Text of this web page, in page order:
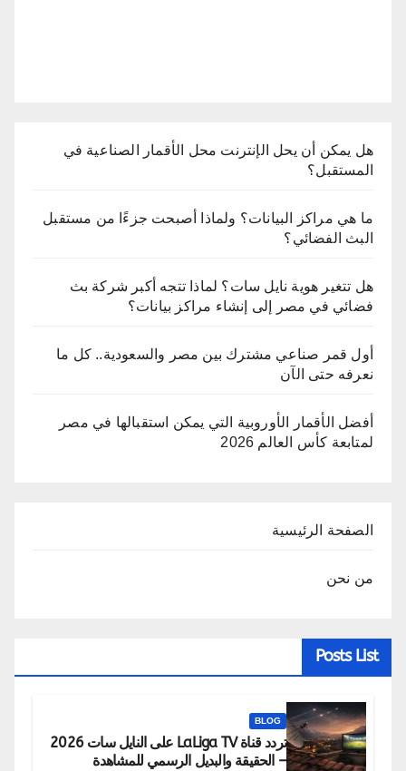
هل يمكن أن يحل الإنترنت محل الأقمار الصناعية في
المستقبل؟
ما هي مراكز البيانات؟ ولماذا أصبحت جزءًا من مستقبل
البث الفضائي؟
هل تتغير هوية نايل سات؟ لماذا تتجه أكبر شركة بث
فضائي في مصر إلى إنشاء مراكز بيانات؟
أول قمر صناعي مشترك بين مصر والسعودية.. كل ما
نعرفه حتى الآن
أفضل الأقمار الأوروبية التي يمكن استقبالها في مصر
لمتابعة كأس العالم 2026
الصفحة الرئيسية
من نحن
Posts List
BLOG
تردد قناة LaLiga TV على النايل سات 2026
– الحقيقة والبديل الرسمي للمشاهدة